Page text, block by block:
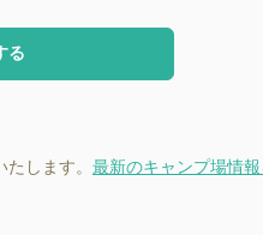
る
します。 最新のキャンプ場情